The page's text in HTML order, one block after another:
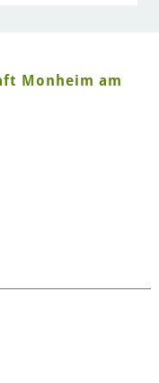
Monheim am